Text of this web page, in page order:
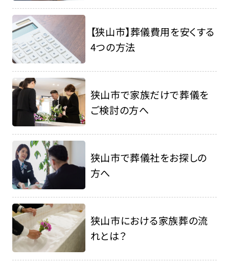
【狭山市】葬儀費用を安くする
4つの方法
狭山市で家族だけで葬儀を
ご検討の方へ
狭山市で葬儀社をお探しの
方へ
狭山市における家族葬の流
れとは？